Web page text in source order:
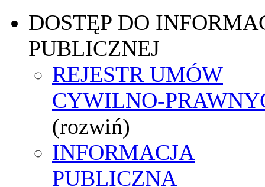
DOSTĘP DO
PUBLICZNEJ
REJESTR UMÓW
CYWILNO-
(rozwiń)
INFORMACJA
PUBLICZNA